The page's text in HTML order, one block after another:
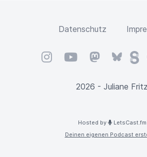
Datenschutz
InstagramYouTubeMastodonBluesky
2026 - Juliane Fritz
Hosted by
LetsCast.fm
Deinen eigenen Podcast